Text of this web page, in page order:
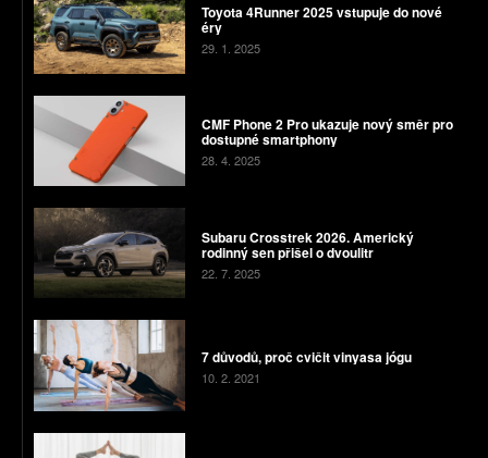
Toyota 4Runner 2025 vstupuje do nové
éry
29. 1. 2025
CMF Phone 2 Pro ukazuje nový směr pro
dostupné smartphony
28. 4. 2025
Subaru Crosstrek 2026. Americký
rodinný sen přišel o dvoulitr
22. 7. 2025
7 důvodů, proč cvičit vinyasa jógu
10. 2. 2021